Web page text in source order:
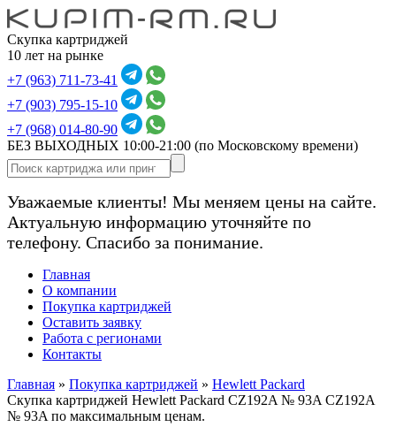
Скупка картриджей
10 лет на рынке
+7 (963) 711-73-41
+7 (903) 795-15-10
+7 (968) 014-80-90
БЕЗ ВЫХОДНЫХ 10:00-21:00 (по Московскому времени)
Уважаемые клиенты! Мы меняем цены на сайте.
Актуальную информацию уточняйте по
телефону. Спасибо за понимание.
Главная
О компании
Покупка картриджей
Оставить заявку
Работа с регионами
Контакты
Главная » Покупка картриджей » Hewlett Packard
Скупка картриджей Hewlett Packard CZ192A № 93A CZ192A
№ 93A по максимальным ценам.